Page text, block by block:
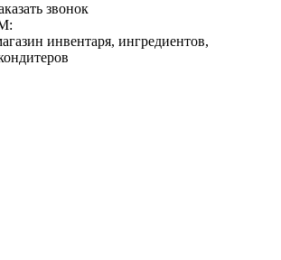
звонок
инвентаря, ингредиентов,